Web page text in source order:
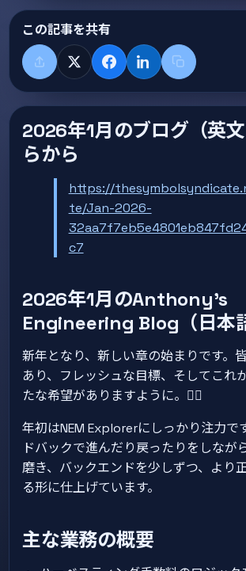
この記事を共有
共有する
X FacebookLinkedInタイトル+
2026年1月のブログ（英
らから
https://
te/Jan-2026-
c7
2026年1月のAnthony’s
Engineering Blog（日本
新年となり、新しい章の始まりです。
あり、フレッシュな目標、そしてこれ
たな希望がありますように。🏴‍☠️
年初はNEM Explorerにしっかり注力で
ドバックで進んだり戻ったりをしなが
磨き、バックエンドを少しずつ、より
る形に仕上げています。
主な業務の概要